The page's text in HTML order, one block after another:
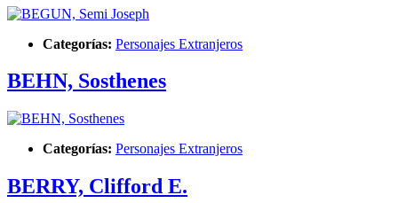
Categorías: Personajes Extranjeros
BEHN, Sosthenes
Categorías: Personajes Extranjeros
BERRY, Clifford E.